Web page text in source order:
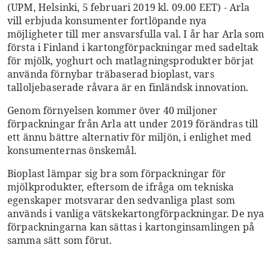
(UPM, Helsinki, 5 februari 2019 kl. 09.00 EET) - Arla
vill erbjuda konsumenter fortlöpande nya
möjligheter till mer ansvarsfulla val. I år har Arla som
första i Finland i kartongförpackningar med sadeltak
för mjölk, yoghurt och matlagningsprodukter börjat
använda förnybar träbaserad bioplast, vars
talloljebaserade råvara är en finländsk innovation.
Genom förnyelsen kommer över 40 miljoner
förpackningar från Arla att under 2019 förändras till
ett ännu bättre alternativ för miljön, i enlighet med
konsumenternas önskemål.
Bioplast lämpar sig bra som förpackningar för
mjölkprodukter, eftersom de ifråga om tekniska
egenskaper motsvarar den sedvanliga plast som
används i vanliga vätskekartongförpackningar. De nya
förpackningarna kan sättas i kartonginsamlingen på
samma sätt som förut.